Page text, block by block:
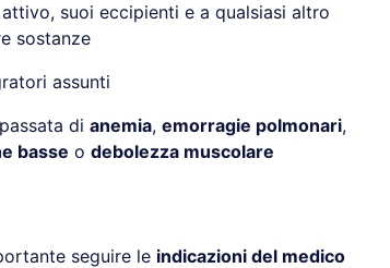
suoi eccipienti e a qualsiasi altro
sostanze
assunti
di anemia, emorragie polmonari,
basse o debolezza muscolare
seguire le indicazioni del medico